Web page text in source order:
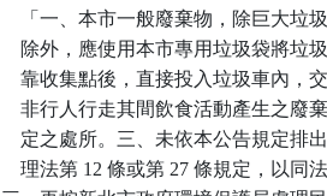
「一、本市一般廢棄物，除巨大
除外，應使用本市專用垃圾袋將
靠收集點後，直接投入垃圾車內，
非行人行走其間飲食活動產生之
定之處所。三、未依本公告規定
理法第 12 條或第 27 條規定，以同